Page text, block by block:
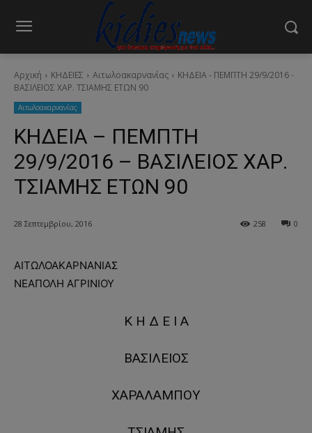
Αρχική ΚΗΔΕΙΕΣ Aιτωλοακαρνανίας
ΚΗΔΕΙΑ - ΠΕΜΠΤΗ 29/9/2016 -
ΒΑΣΙΛΕΙΟΣ ΧΑΡ. ΤΣΙΑΜΗΣ ΕΤΩΝ 90
Aιτωλοακαρνανίας
ΚΗΔΕΙΑ – ΠΕΜΠΤΗ
29/9/2016 – ΒΑΣΙΛΕΙΟΣ ΧΑΡ.
ΤΣΙΑΜΗΣ ΕΤΩΝ 90
28 Σεπτεμβρίου, 2016 0
258
ΑΙΤΩΛΟΑΚΑΡΝΑΝΙΑΣ
ΝΕΑΠΟΛΗ ΑΓΡΙΝΙΟΥ
Κ Η Δ Ε Ι Α
ΒΑΣΙΛΕΙΟΣ
ΧΑΡΑΛΑΜΠΟΥ